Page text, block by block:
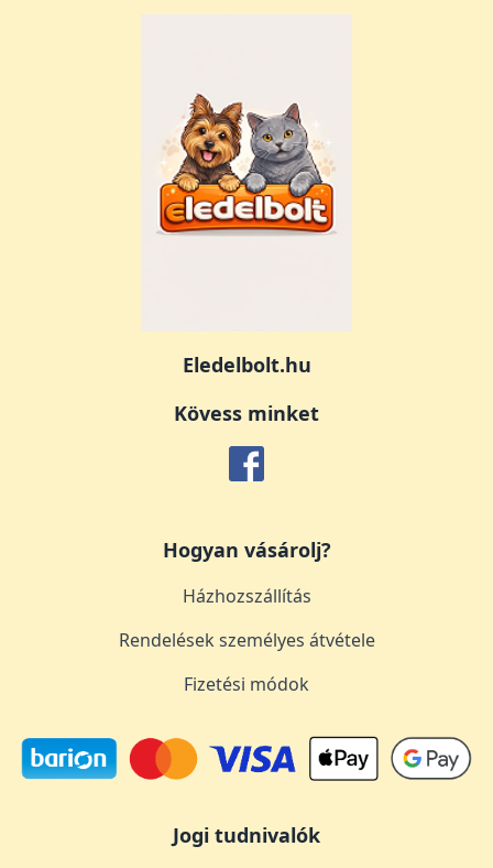
Eledelbolt.hu
Kövess minket
Hogyan vásárolj?
Házhozszállítás
Rendelések személyes átvétele
Fizetési módok
Jogi tudnivalók